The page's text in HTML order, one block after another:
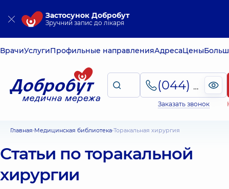
Застосунок Добробут
Зручний запис до лікаря
ВрачиУслугиПрофильные направленияАдресаЦены
(044) 495-2-888
Заказать звонок
Главная Медицинская библиотека Торакальная хирургия
Статьи по торакальной
хирургии